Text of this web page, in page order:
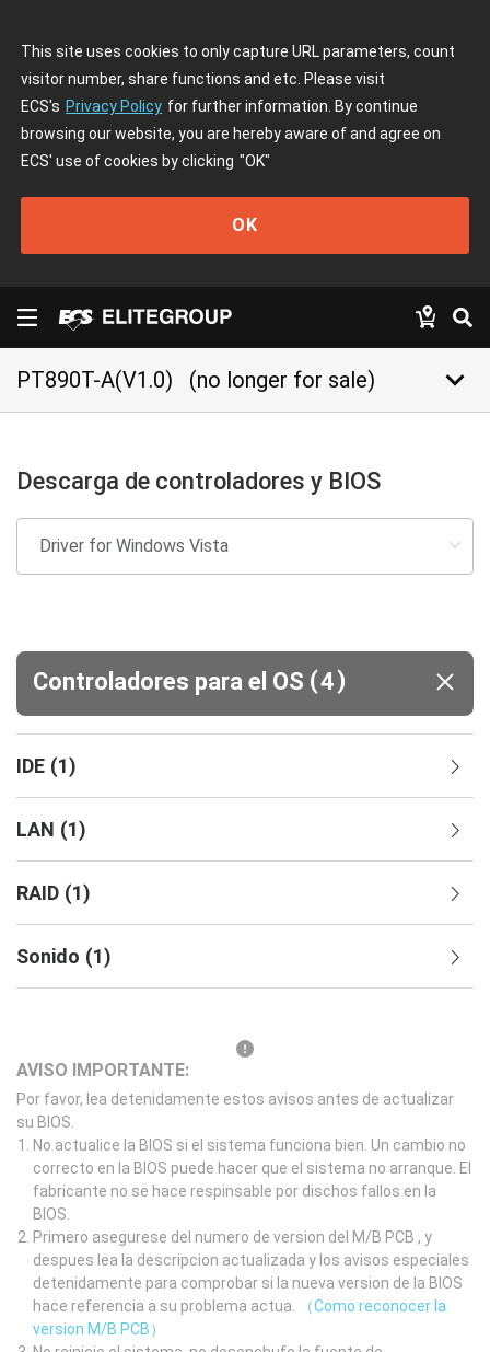
This site uses cookies to only capture URL parameters, count
visitor number, share functions and etc. Please visit
ECS's Privacy Policy for further information. By continue
browsing our website, you are hereby aware of and agree on
ECS' use of cookies by clicking "OK"
OK
PT890T-A(V1.0) (no longer for sale) keyboard_arrow_down
Descarga de controladores y BIOS
Controladores para el OS (4)
IDE (1)
LAN (1)
RAID (1)
Sonido (1)
AVISO IMPORTANTE:
Por favor, lea detenidamente estos avisos antes de actualizar
su BIOS.
No actualice la BIOS si el sistema funciona bien. Un cambio no
correcto en la BIOS puede hacer que el sistema no arranque. El
fabricante no se hace respinsable por dischos fallos en la
BIOS.
Primero asegurese del numero de version del M/B PCB , y
despues lea la descripcion actualizada y los avisos especiales
detenidamente para comprobar si la nueva version de la BIOS
hace referencia a su problema actua.
（Como reconocer la
version M/B PCB）